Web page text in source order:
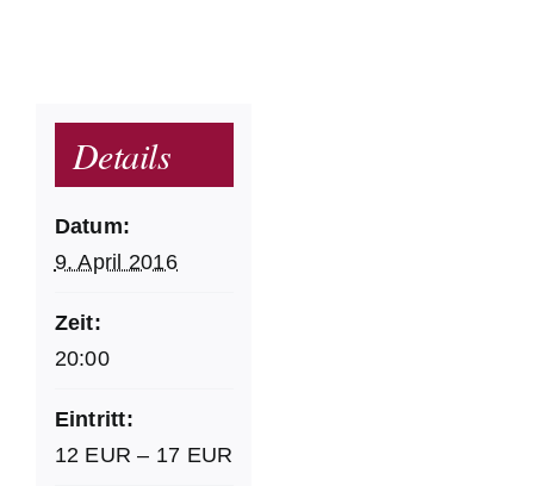
Details
Datum:
9. April 2016
Zeit:
20:00
Eintritt:
12 EUR – 17 EUR